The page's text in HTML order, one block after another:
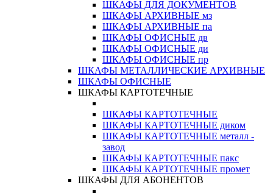
ШКАФЫ ДЛЯ ДОКУМЕНТОВ
ШКАФЫ АРХИВНЫЕ мз
ШКАФЫ АРХИВНЫЕ па
ШКАФЫ ОФИСНЫЕ дв
ШКАФЫ ОФИСНЫЕ ди
ШКАФЫ ОФИСНЫЕ пр
ШКАФЫ МЕТАЛЛИЧЕСКИЕ АРХИВНЫЕ
ШКАФЫ ОФИСНЫЕ
ШКАФЫ КАРТОТЕЧНЫЕ
ШКАФЫ КАРТОТЕЧНЫЕ
ШКАФЫ КАРТОТЕЧНЫЕ диком
ШКАФЫ КАРТОТЕЧНЫЕ металл -
завод
ШКАФЫ КАРТОТЕЧНЫЕ пакс
ШКАФЫ КАРТОТЕЧНЫЕ промет
ШКАФЫ ДЛЯ АБОНЕНТОВ